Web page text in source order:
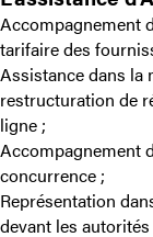
Accompagnement
tarifaire des
Assistance dans la
restructuration de
ligne ;
Accompagnement
concurrence ;
Représentation
devant les